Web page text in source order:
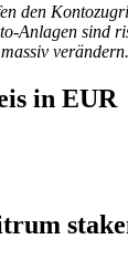
den
Anlagen sind
verändern.
in EUR